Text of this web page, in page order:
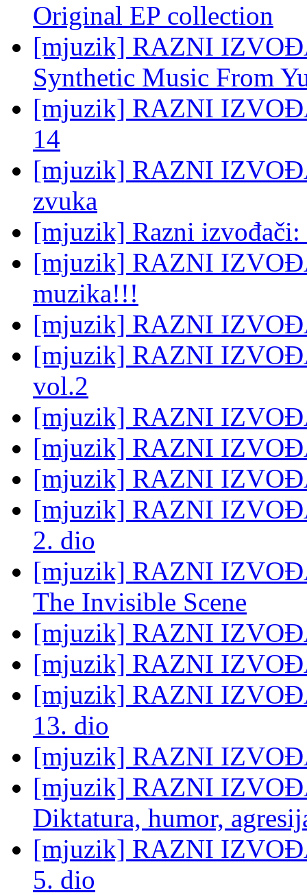
Original EP collection
[mjuzik] RAZNI
Synthetic Music From
[mjuzik] RAZNI
14
[mjuzik] RAZNI
zvuka
[mjuzik] Razni
[mjuzik] RAZNI
muzika!!!
[mjuzik] RAZNI
[mjuzik] RAZNI
vol.2
[mjuzik] RAZNI
[mjuzik] RAZNI
[mjuzik] RAZNI
[mjuzik] RAZNI
2. dio
[mjuzik] RAZNI
The Invisible Scene
[mjuzik] RAZNI
[mjuzik] RAZNI
[mjuzik] RAZNI
13. dio
[mjuzik] RAZNI
[mjuzik] RAZNI
Diktatura, humor,
[mjuzik] RAZNI
5. dio